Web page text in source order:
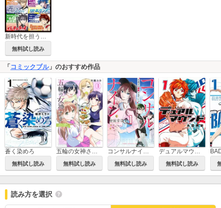
無料試し読み
「 コミックブル」のおすすめ作品
蒼く染めろ
無料試し読み
五輪の女神さま ～なでしこ寮のメダルごはん～
無料試し読み
コンサルナイン～小夜子の逆転プロデュース～
無料試し読み
デュアルマウンド
無料試し読み
読み方を選択